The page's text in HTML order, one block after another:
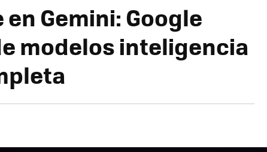
Gemini: Google
modelos inteligencia